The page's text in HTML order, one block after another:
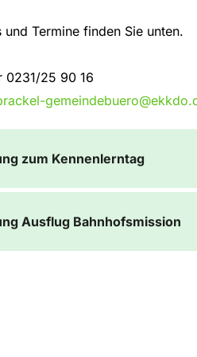
und Termine finden Sie unten.
0231/25 90 16
zum Kennenlerntag
Ausflug Bahnhofsmission